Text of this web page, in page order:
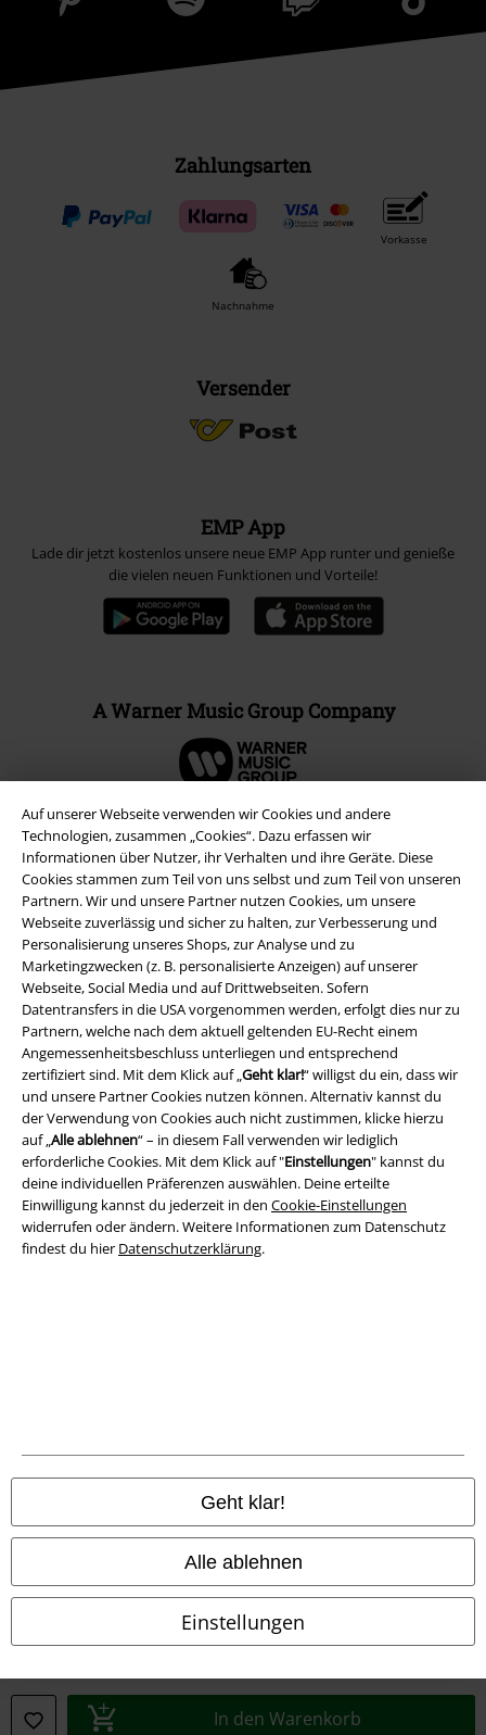
Auf unserer Webseite verwenden wir Cookies und andere
Technologien, zusammen „Cookies“. Dazu erfassen wir
Informationen über Nutzer, ihr Verhalten und ihre Geräte. Diese
Cookies stammen zum Teil von uns selbst und zum Teil von unseren
Partnern. Wir und unsere Partner nutzen Cookies, um unsere
Webseite zuverlässig und sicher zu halten, zur Verbesserung und
Personalisierung unseres Shops, zur Analyse und zu
Marketingzwecken (z. B. personalisierte Anzeigen) auf unserer
Webseite, Social Media und auf Drittwebseiten. Sofern
Datentransfers in die USA vorgenommen werden, erfolgt dies nur zu
Partnern, welche nach dem aktuell geltenden EU-Recht einem
Angemessenheitsbeschluss unterliegen und entsprechend
zertifiziert sind. Mit dem Klick auf „Geht klar!“ willigst du ein, dass wir
und unsere Partner Cookies nutzen können. Alternativ kannst du
der Verwendung von Cookies auch nicht zustimmen, klicke hierzu
auf „Alle ablehnen“ – in diesem Fall verwenden wir lediglich
erforderliche Cookies. Mit dem Klick auf "Einstellungen" kannst du
deine individuellen Präferenzen auswählen. Deine erteilte
Einwilligung kannst du jederzeit in den Cookie-Einstellungen
widerrufen oder ändern. Weitere Informationen zum Datenschutz
findest du hier Datenschutzerklärung.
Geht klar!
Alle ablehnen
Einstellungen
In den Warenkorb
Zahlungsarten
Vorkasse
Nachnahme
Versender
EMP App
Lade dir jetzt kostenlos unsere neue EMP App runter und genieße
die vielen neuen Funktionen und Vorteile!
A Warner Music Group Company
Rechtliches
AGB
Impressum
Datenschutz
Entsorgung und Umweltschutz
Konformitätserklärung
Alle Preise inkl. gesetzlicher Mehrwertsteuer, zzgl.Versandkosten
© 1986-2026 E.M.P. Merchandising HGmbH
EMP Online Shops
EMP International
EMP Deutschland